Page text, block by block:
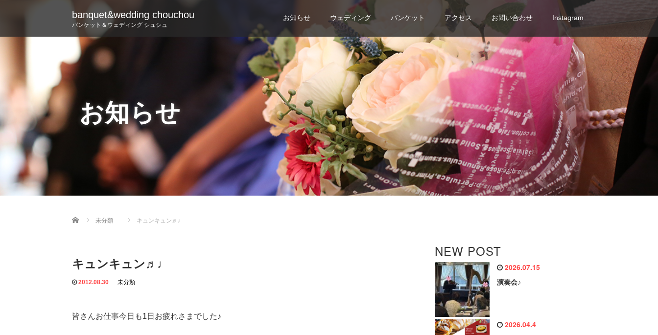
banquet&wedding chouchou
バンケット＆ウェディング シュシュ
お知らせ ウェディング バンケット アクセス お問い合わせ Instagram
お知らせ
Home 未分類 キュンキュン♬♩
キュンキュン♬♩
2012.08.30 未分類
皆さんお仕事今日も1日お疲れさまでした♪
NEW POST
2026.07.15
演奏会♪
2026.04.4